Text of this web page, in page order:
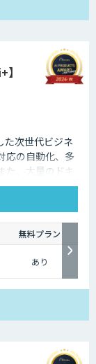
次世代ビジネ
応の自動化、多
た、大量のドキ
、情報検索の手
徴付けを行う
を実現します。
無料プラン
あり